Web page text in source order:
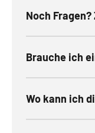
Noch
Brauche ich
Wo kann ich